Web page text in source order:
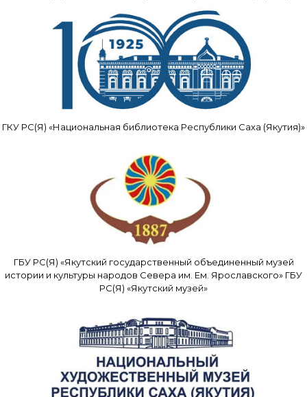
ГКУ РС(Я) «Национальная библиотека Республики Саха (Якутия)»
ГБУ РС(Я) «Якутский государственный объединенный музей
истории и культуры народов Севера им. Ем. Ярославского» ГБУ
РС(Я) «Якутский музей»